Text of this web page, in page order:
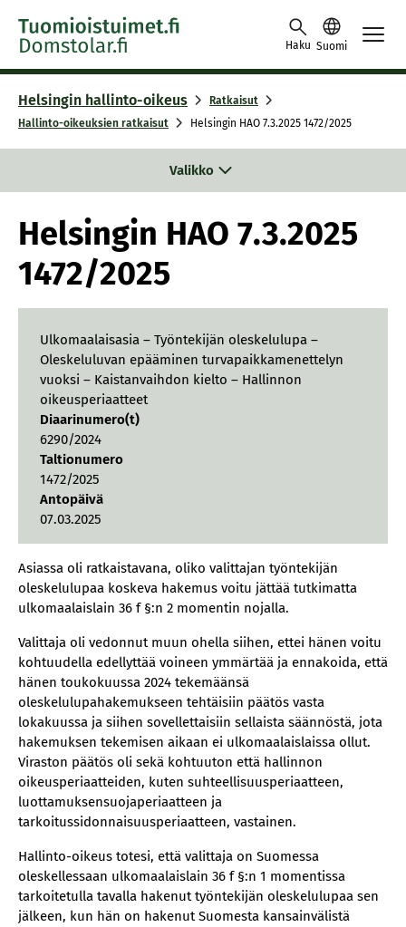
Skip to content -saavutettavuusohje
Haku Suomi
Helsingin hallinto-oikeus
Ratkaisut
Hallinto-oikeuksien ratkaisut
Hel­sin­gin HAO 7.3.2025 1472/​2025
Valikko
Hel­sin­gin HAO 7.3.2025
1472/​2025
Ulkomaalaisasia – Työntekijän oleskelulupa –
Oleskeluluvan epääminen turvapaikkamenettelyn
vuoksi – Kaistanvaihdon kielto – Hallinnon
oikeusperiaatteet
Diaarinumero(t)
6290/2024
Taltionumero
1472/2025
Antopäivä
07.03.2025
Asiassa oli ratkaistavana, oliko valittajan työntekijän
oleskelulupaa koskeva hakemus voitu jättää tutkimatta
ulkomaalaislain 36 f §:n 2 momentin nojalla.
Valittaja oli vedonnut muun ohella siihen, ettei hänen voitu
kohtuudella edellyttää voineen ymmärtää ja ennakoida, että
hänen toukokuussa 2024 tekemäänsä
oleskelulupahakemukseen tehtäisiin päätös vasta
lokakuussa ja siihen sovellettaisiin sellaista säännöstä, jota
hakemuksen tekemisen aikaan ei ulkomaalaislaissa ollut.
Viraston päätös oli sekä kohtuuton että hallinnon
oikeusperiaatteiden, kuten suhteellisuusperiaatteen,
luottamuksensuojaperiaatteen ja
tarkoitussidonnaisuusperiaatteen, vastainen.
Hallinto-oikeus totesi, että valittaja on Suomessa
oleskellessaan ulkomaalaislain 36 f §:n 1 momentissa
tarkoitetulla tavalla hakenut työntekijän oleskelulupaa sen
jälkeen, kun hän on hakenut Suomesta kansainvälistä